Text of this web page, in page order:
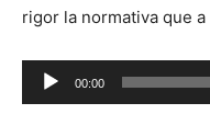
rigor la normativa que
Reproductor
de
00:00